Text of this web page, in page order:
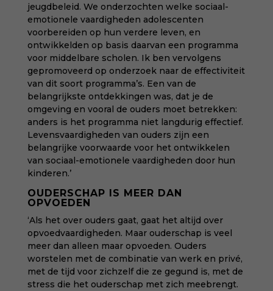
jeugdbeleid. We onderzochten welke sociaal-
emotionele vaardigheden adolescenten
voorbereiden op hun verdere leven, en
ontwikkelden op basis daarvan een programma
voor middelbare scholen. Ik ben vervolgens
gepromoveerd op onderzoek naar de effectiviteit
van dit soort programma’s. Een van de
belangrijkste ontdekkingen was, dat je de
omgeving en vooral de ouders moet betrekken:
anders is het programma niet langdurig effectief.
Levensvaardigheden van ouders zijn een
belangrijke voorwaarde voor het ontwikkelen
van sociaal-emotionele vaardigheden door hun
kinderen.’
OUDERSCHAP IS MEER DAN
OPVOEDEN
‘Als het over ouders gaat, gaat het altijd over
opvoedvaardigheden. Maar ouderschap is veel
meer dan alleen maar opvoeden. Ouders
worstelen met de combinatie van werk en privé,
met de tijd voor zichzelf die ze gegund is, met de
stress die het ouderschap met zich meebrengt.